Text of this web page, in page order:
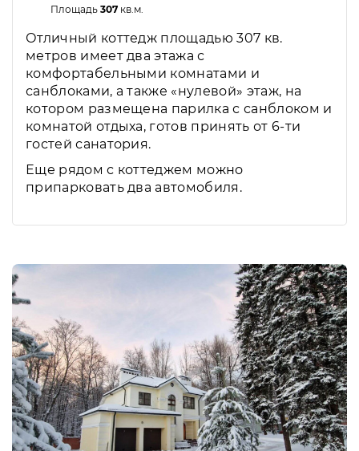
Площадь 307кв.м.
Отличный коттедж площадью 307 кв.
метров имеет два этажа с
комфортабельными комнатами и
санблоками, а также «нулевой» этаж, на
котором размещена парилка с санблоком и
комнатой отдыха, готов принять от 6-ти
гостей санатория.
Еще рядом с коттеджем можно
припарковать два автомобиля.